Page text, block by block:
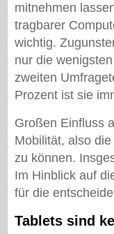
mitnehmen
tragbarer
wichtig.
nur die
zweiten
Prozent ist sie
Großen Einfluss
Mobilität, also
zu können.
Im Hinblick auf
für die
Tablets sind